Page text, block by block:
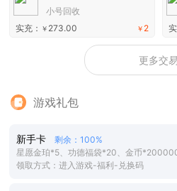
小号回收
￥ 2
实充： ￥ 273.00
更多交易
游戏礼包
新手卡
剩余：100%
星愿金珀*5、功德福袋*20、金币
领取方式：进入游戏-福利-兑换码